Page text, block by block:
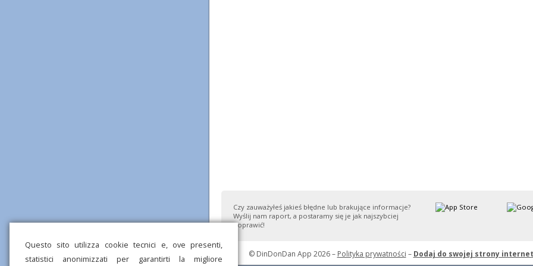
Questo sito utilizza cookie tecnici e, ove presenti,
statistici anonimizzati per garantirti la migliore
Czy zauważyłeś jakieś błędne lub brakujące informacje?
Wyślij nam raport, a postaramy się je jak najszybciej
poprawić!
© DinDonDan App 2026 – Polityka prywatności – Dodaj do swojej strony